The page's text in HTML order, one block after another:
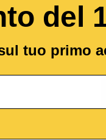
del
tuo primo